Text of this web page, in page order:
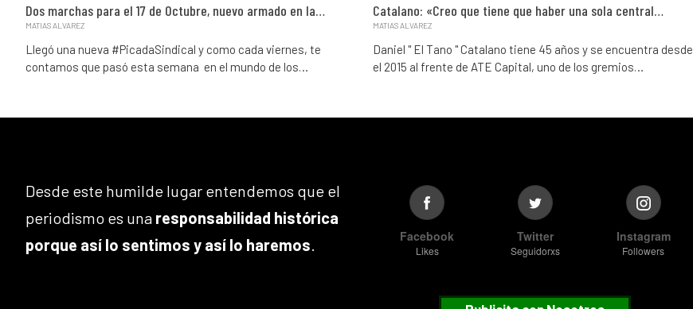
Dos marchas para el 17 de Octubre, nuevo armado en la…
MATIAS ALVAREZ
Llegó una nueva #PicadaSindical y como cada viernes, te
contamos que pasó esta semana en el mundo de los…
Catalano: «Creo que tiene que haber una sola central…
MATIAS ALVAREZ
Daniel " El Tano " Catalano tiene 45 años y se encuentra desde
el 2015 al frente de ATE Capital, uno de los gremios…
Desde este humilde lugar entendemos que el
periodismo es una responsabilidad histórica
porque así lo sentimos y así lo haremos
Facebook
Likes
Twitter
Seguidorxs
Instagram
Followers